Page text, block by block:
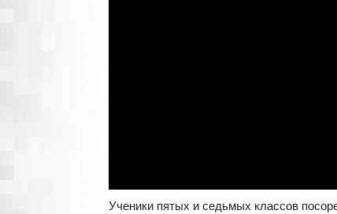
Ученики пятых и седьмых классов